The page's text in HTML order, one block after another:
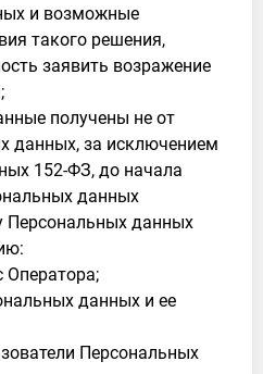
и возможные
такого решения,
заявить возражение
получены не от
данных, за исключением
152-ФЗ, до начала
данных
Персональных данных
Оператора;
данных и ее
Персональных